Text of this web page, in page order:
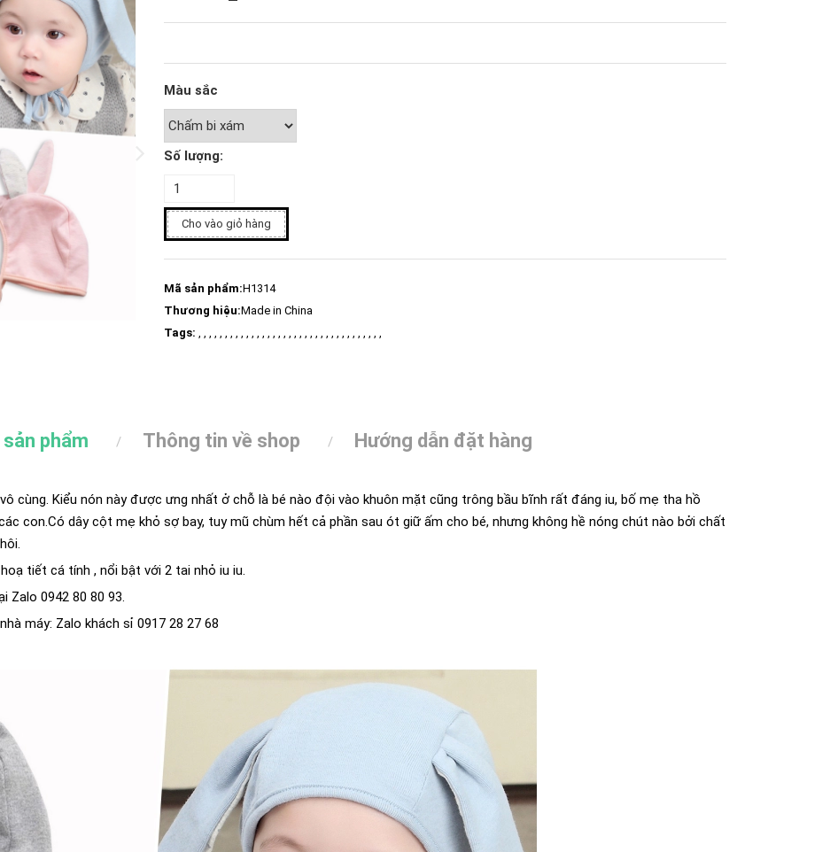
Màu sắc
Số lượng:
Cho vào giỏ hàng
Mã sản phẩm:H1314
Thương hiệu:Made in China
Tags: , , , , , , , , , , , , , , , , , , , , , , , , , , , , , , , , , , ,
phẩm Thông tin về shop Hướng dẫn đặt hàng
cùng. Kiểu nón này được ưng nhất ở chỗ là bé nào đội vào khuôn mặt cũng trông bầu bĩnh rất đáng iu, bố mẹ tha hồ
con.Có dây cột mẹ khỏ sợ bay, tuy mũ chùm hết cả phần sau ót giữ ấm cho bé, nhưng không hề nóng chút nào bởi chất
tiết cá tính , nổi bật với 2 tai nhỏ iu iu.
Zalo 0942 80 80 93.
máy: Zalo khách sỉ 0917 28 27 68